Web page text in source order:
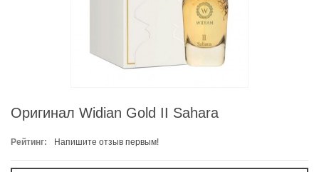
Оригинал Widian Gold II Sahara
Рейтинг: Напишите отзыв первым!